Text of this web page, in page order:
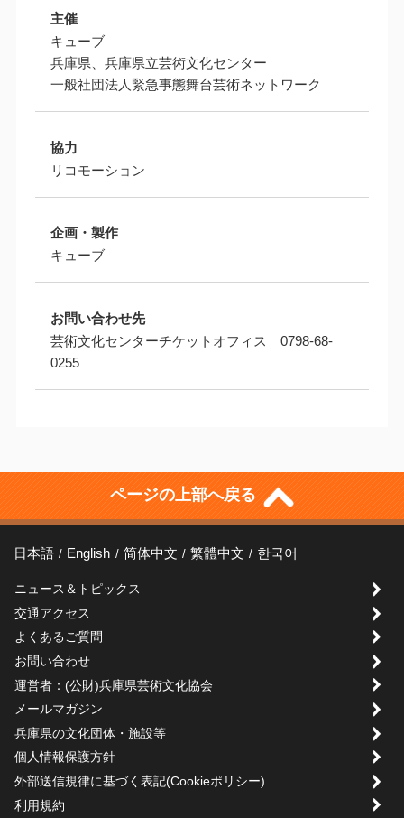
主催
キューブ
兵庫県、兵庫県立芸術文化センター
一般社団法人緊急事態舞台芸術ネットワーク
協力
リコモーション
企画・製作
キューブ
お問い合わせ先
芸術文化センターチケットオフィス 0798-68-
0255
ページの上部へ戻る
日本語 English 简体中文 繁體中文 한국어
ニュース＆トピックス
交通アクセス
よくあるご質問
お問い合わせ
運営者：(公財)兵庫県芸術文化協会
メールマガジン
兵庫県の文化団体・施設等
個人情報保護方針
外部送信規律に基づく表記(Cookieポリシー)
利用規約